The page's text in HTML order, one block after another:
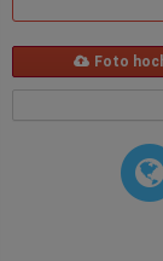
Foto
o